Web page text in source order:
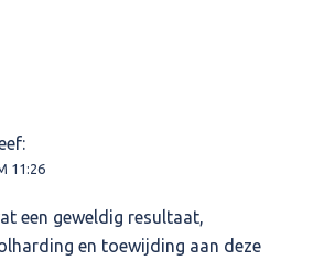
11:26
een geweldig resultaat,
en toewijding aan deze